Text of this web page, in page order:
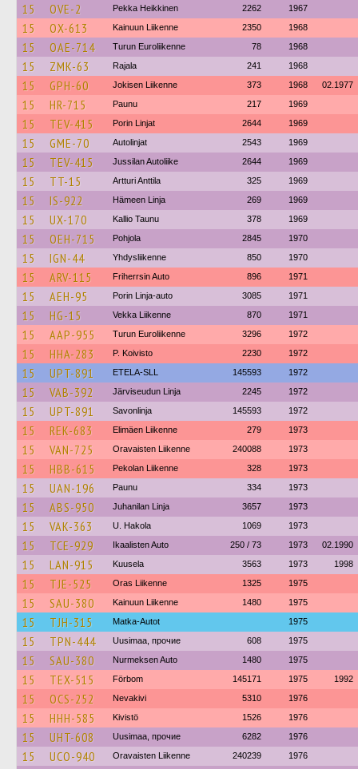
15 OVE-2 Pekka Heikkinen 2262 1967
15 OX-613 Kainuun Liikenne 2350 1968
15 OAE-714 Turun Euroliikenne 78 1968
15 ZMK-63 Rajala 241 1968
15 GPH-60 Jokisen Liikenne 373 1968 02.1977
15 HR-715 Paunu 217 1969
15 TEV-415 Porin Linjat 2644 1969
15 GME-70 Autolinjat 2543 1969
15 TEV-415 Jussilan Autoliike 2644 1969
15 TT-15 Artturi Anttila 325 1969
15 IS-922 Hämeen Linja 269 1969
15 UX-170 Kallio Taunu 378 1969
15 OEH-715 Pohjola 2845 1970
15 IGN-44 Yhdysliikenne 850 1970
15 ARV-115 Friherrsin Auto 896 1971
15 AEH-95 Porin Linja-auto 3085 1971
15 HG-15 Vekka Liikenne 870 1971
15 AAP-955 Turun Euroliikenne 3296 1972
15 HHA-283 P. Koivisto 2230 1972
15 UPT-891 ETELA-SLL 145593 1972
15 VAB-392 Järviseudun Linja 2245 1972
15 UPT-891 Savonlinja 145593 1972
15 REK-683 Elimäen Liikenne 279 1973
15 VAN-725 Oravaisten Liikenne 240088 1973
15 HBB-615 Pekolan Liikenne 328 1973
15 UAN-196 Paunu 334 1973
15 ABS-950 Juhanilan Linja 3657 1973
15 VAK-363 U. Hakola 1069 1973
15 TCE-929 Ikaalisten Auto 250 / 73 1973 02.1990
15 LAN-915 Kuusela 3563 1973 1998
15 TJE-525 Oras Liikenne 1325 1975
15 SAU-380 Kainuun Liikenne 1480 1975
15 TJH-315 Matka-Autot 1975
15 TPN-444 Uusimaa, прочие 608 1975
15 SAU-380 Nurmeksen Auto 1480 1975
15 TEX-515 Förbom 145171 1975 1992
15 OCS-252 Nevakivi 5310 1976
15 HHH-585 Kivistö 1526 1976
15 UHT-608 Uusimaa, прочие 6282 1976
15 UCO-940 Oravaisten Liikenne 240239 1976